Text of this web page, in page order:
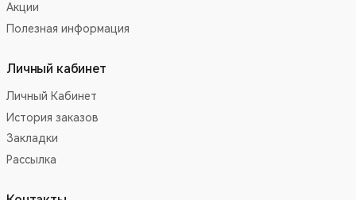
Акции
Полезная информация
Личный кабинет
Личный Кабинет
История заказов
Закладки
Рассылка